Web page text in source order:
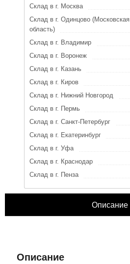
Склад в г. Москва
Склад в г. Одинцово (Московская
область)
Склад в г. Владимир
Склад в г. Воронеж
Склад в г. Казань
Склад в г. Киров
Склад в г. Нижний Новгород
Склад в г. Пермь
Склад в г. Санкт-Петербург
Склад в г. Екатеринбург
Склад в г. Уфа
Склад в г. Краснодар
Склад в г. Пенза
Описание
Описание